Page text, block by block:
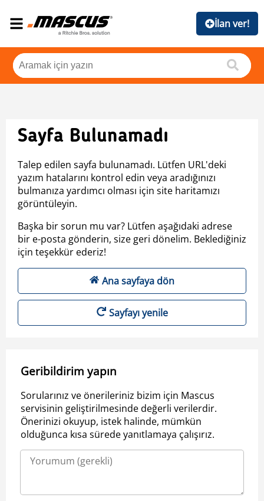
İlan ver!
Sayfa Bulunamadı
Talep edilen sayfa bulunamadı. Lütfen URL'deki
yazım hatalarını kontrol edin veya aradığınızı
bulmanıza yardımcı olması için site haritamızı
görüntüleyin.
Başka bir sorun mu var? Lütfen aşağıdaki adrese
bir e-posta gönderin, size geri dönelim. Beklediğiniz
için teşekkür ederiz!
Ana sayfaya dön
Sayfayı yenile
Geribildirim yapın
Sorularınız ve önerileriniz bizim için Mascus
servisinin geliştirilmesinde değerli verilerdir.
Önerinizi okuyup, istek halinde, mümkün
olduğunca kısa sürede yanıtlamaya çalışırız.